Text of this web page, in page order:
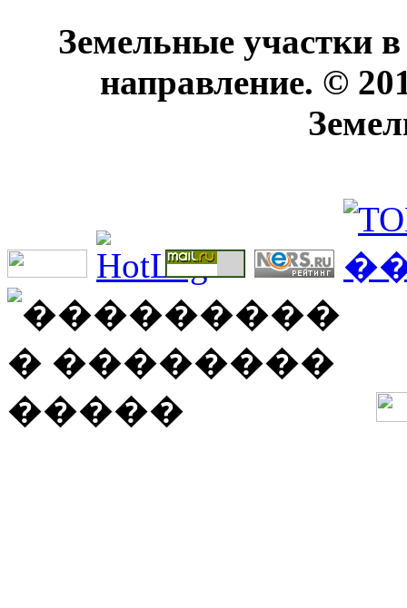
Земельные участки
направление. ©